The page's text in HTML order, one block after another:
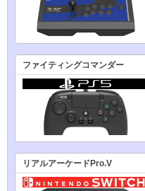
ファイティングコマンダー
リアルアーケードPro.V